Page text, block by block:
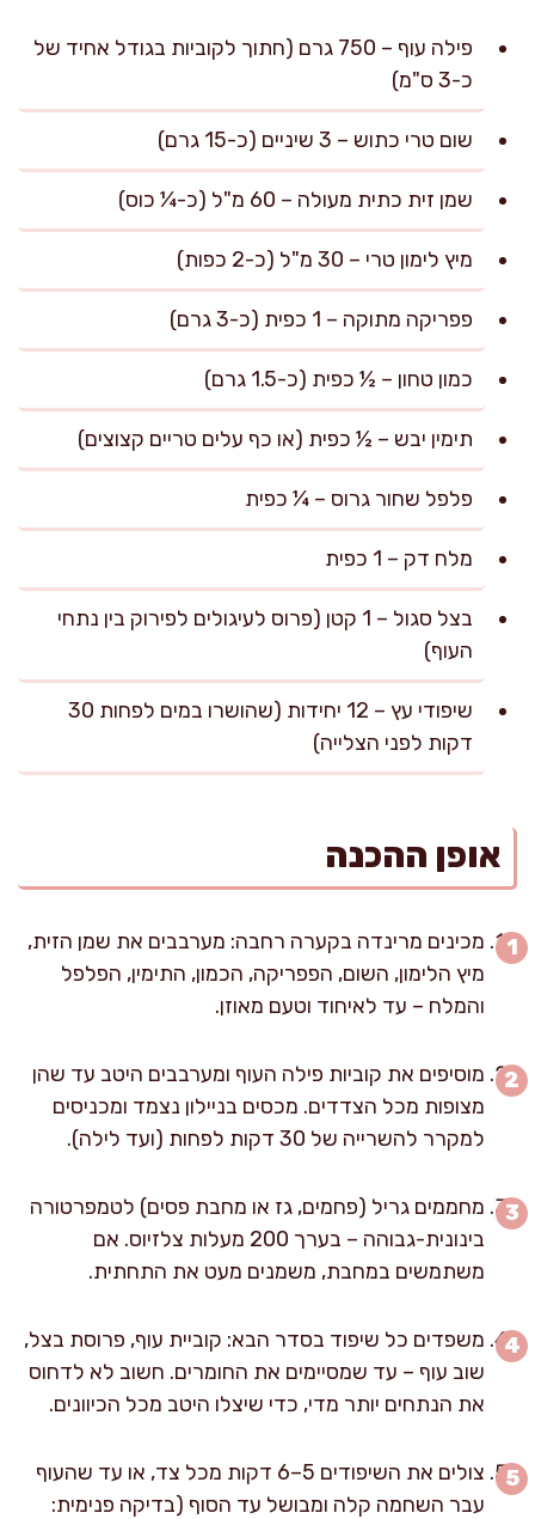
פילה עוף – 750 גרם (חתוך לקוביות בגודל אחיד של
כ-3 ס"מ)
שום טרי כתוש – 3 שיניים (כ-15 גרם)
שמן זית כתית מעולה – 60 מ"ל (כ-¼ כוס)
מיץ לימון טרי – 30 מ"ל (כ-2 כפות)
פפריקה מתוקה – 1 כפית (כ-3 גרם)
כמון טחון – ½ כפית (כ-1.5 גרם)
תימין יבש – ½ כפית (או כף עלים טריים קצוצים)
פלפל שחור גרוס – ¼ כפית
מלח דק – 1 כפית
בצל סגול – 1 קטן (פרוס לעיגולים לפירוק בין נתחי
העוף)
שיפודי עץ – 12 יחידות (שהושרו במים לפחות 30
דקות לפני הצלייה)
אופן ההכנה
מכינים מרינדה בקערה רחבה: מערבבים את שמן הזית,
מיץ הלימון, השום, הפפריקה, הכמון, התימין, הפלפל
והמלח – עד לאיחוד וטעם מאוזן.
מוסיפים את קוביות פילה העוף ומערבבים היטב עד שהן
מצופות מכל הצדדים. מכסים בניילון נצמד ומכניסים
למקרר להשרייה של 30 דקות לפחות (ועד לילה).
מחממים גריל (פחמים, גז או מחבת פסים) לטמפרטורה
בינונית-גבוהה – בערך 200 מעלות צלזיוס. אם
משתמשים במחבת, משמנים מעט את התחתית.
משפדים כל שיפוד בסדר הבא: קוביית עוף, פרוסת בצל,
שוב עוף – עד שמסיימים את החומרים. חשוב לא לדחוס
את הנתחים יותר מדי, כדי שיצלו היטב מכל הכיוונים.
צולים את השיפודים 5–6 דקות מכל צד, או עד שהעוף
עבר השחמה קלה ומבושל עד הסוף (בדיקה פנימית: